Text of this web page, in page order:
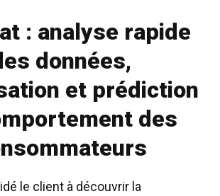
: analyse rapide
données,
et prédiction
des
le client à découvrir la